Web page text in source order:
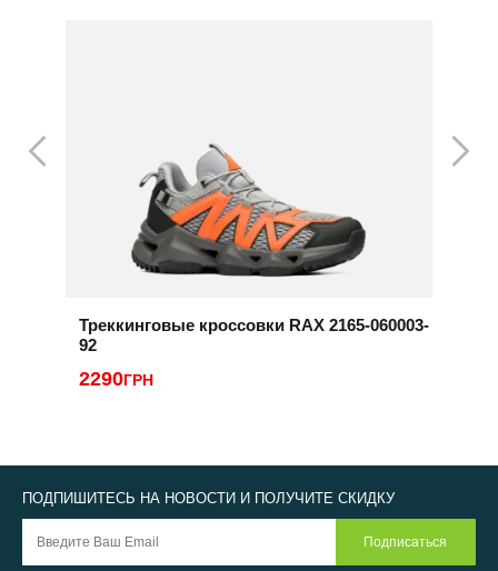
Треккинговые кроссовки RAX 2165-060003-
92
2290ГРН
ПОДПИШИТЕСЬ НА НОВОСТИ И ПОЛУЧИТЕ СКИДКУ